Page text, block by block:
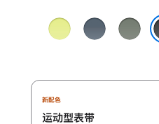
色:霓
虹
铁
锚
灰
绿
新配色
运动型表带